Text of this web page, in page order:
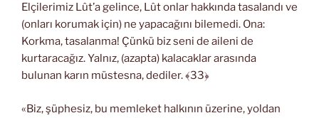
Elçilerimiz Lût’a gelince, Lût onlar hakkında tasalandı ve
(onları korumak için) ne yapacağını bilemedi. Ona:
Korkma, tasalanma! Çünkü biz seni de aileni de
kurtaracağız. Yalnız, (azapta) kalacaklar arasında
bulunan karın müstesna, dediler. ﴾33﴿
«Biz, şüphesiz, bu memleket halkının üzerine, yoldan